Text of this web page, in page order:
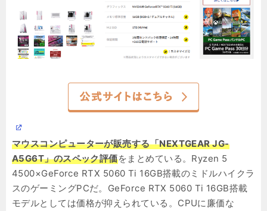
マウスコンピューターが販売する「NEXTGEAR JG-
A5G6T」のスペック評価をまとめている。Ryzen 5
4500×GeForce RTX 5060 Ti 16GB搭載のミドルハイクラ
スのゲーミングPCだ。GeForce RTX 5060 Ti 16GB搭載
モデルとしては価格が抑えられている。CPUに廉価な